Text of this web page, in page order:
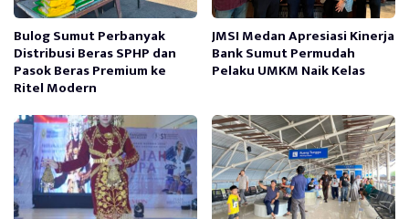
Bulog Sumut Perbanyak
Distribusi Beras SPHP dan
Pasok Beras Premium ke
Ritel Modern
JMSI Medan Apresiasi Kinerja
Bank Sumut Permudah
Pelaku UMKM Naik Kelas